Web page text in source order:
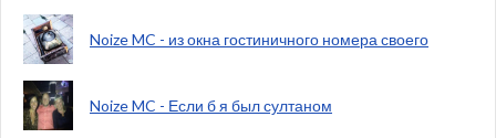
Noize MC - из окна гостиничного номера своего
Noize MC - Если б я был султаном